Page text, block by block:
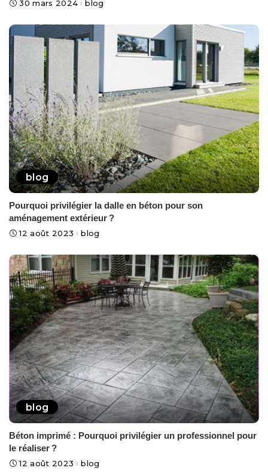
30 mars 2024 blog
blog
Pourquoi privilégier la dalle en béton pour son
aménagement extérieur ?
12 août 2023 blog
blog
Béton imprimé : Pourquoi privilégier un professionnel pour
le réaliser ?
12 août 2023 blog